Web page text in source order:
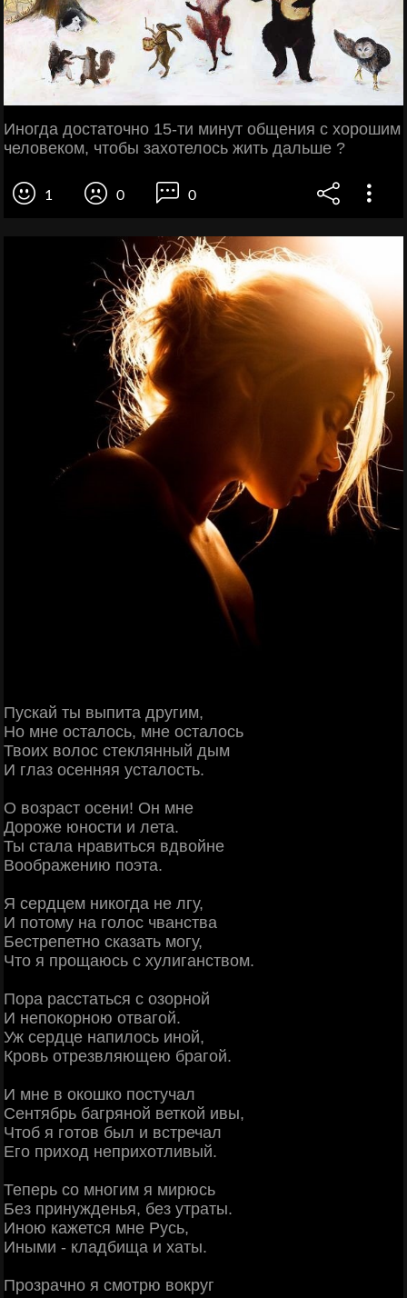
Иногда достаточно 15-ти минут общения с хорошим
человеком, чтобы захотелось жить дальше ?
1 0 0
Пускай ты выпита другим,
Но мне осталось, мне осталось
Твоих волос стеклянный дым
И глаз осенняя усталость.
О возраст осени! Он мне
Дороже юности и лета.
Ты стала нравиться вдвойне
Воображению поэта.
Я сердцем никогда не лгу,
И потому на голос чванства
Бестрепетно сказать могу,
Что я прощаюсь с хулиганством.
Пора расстаться с озорной
И непокорною отвагой.
Уж сердце напилось иной,
Кровь отрезвляющею брагой.
И мне в окошко постучал
Сентябрь багряной веткой ивы,
Чтоб я готов был и встречал
Его приход неприхотливый.
Теперь со многим я мирюсь
Без принужденья, без утраты.
Иною кажется мне Русь,
Иными - кладбища и хаты.
Прозрачно я смотрю вокруг